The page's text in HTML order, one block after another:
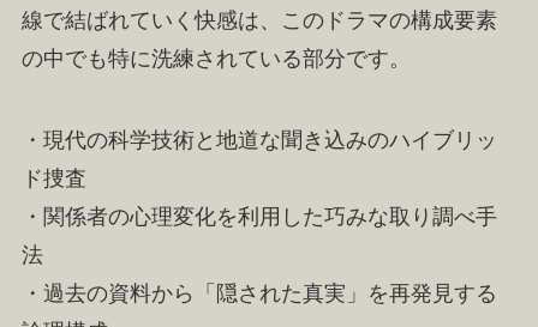
線で結ばれていく快感は、このドラマの構成要素
の中でも特に洗練されている部分です。
・現代の科学技術と地道な聞き込みのハイブリッ
ド捜査
・関係者の心理変化を利用した巧みな取り調べ手
法
・過去の資料から「隠された真実」を再発見する